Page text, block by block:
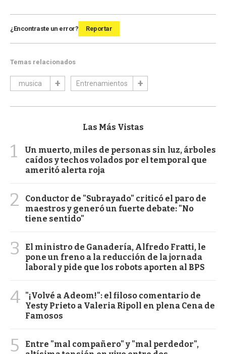
¿Encontraste un error? Reportar
Temas relacionados
musica Entrenamientos
Las Más Vistas
1
Un muerto, miles de personas sin luz, árboles
caídos y techos volados por el temporal que
ameritó alerta roja
2
Conductor de "Subrayado" criticó el paro de
maestros y generó un fuerte debate: "No
tiene sentido"
3
El ministro de Ganadería, Alfredo Fratti, le
pone un freno a la reducción de la jornada
laboral y pide que los robots aporten al BPS
4 "¡Volvé a Adeom!": el filoso comentario de
Yesty Prieto a Valeria Ripoll en plena Cena de
Famosos
5
Entre "mal compañero" y "mal perdedor",